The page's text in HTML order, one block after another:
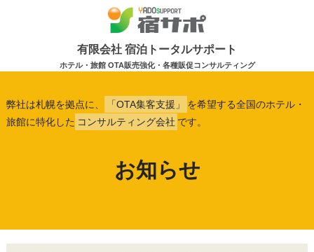
有限会社 宿泊トータルサポート
ホテル・旅館 OTA販売強化・各種販促コンサルティング
弊社は札幌を拠点に、 「OTA集客支援」
を希望する全国のホテル・
旅館に特化した コンサルティング会社 です。
お知らせ